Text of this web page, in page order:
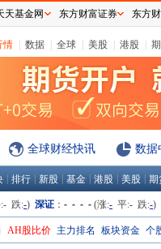
情 数据 全球 美股 港股
全球财经快讯 数据
排行 新股 基金 港股 美股 期
- 跌:-) 深证 ： - - - - (涨:- 平:- 跌:-)
AH股比价 主力排名 板块资金 个
天基金网 东方财富证券 东方